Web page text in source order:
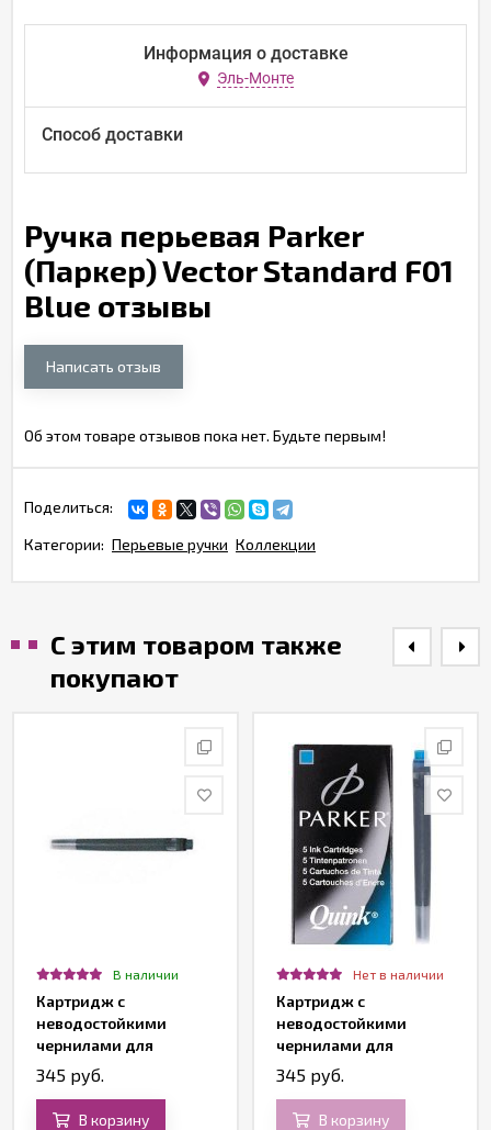
Информация о доставке
Эль-Монте
Способ доставки
Ручка перьевая Parker
(Паркер) Vector Standard F01
Blue отзывы
Написать отзыв
Об этом товаре отзывов пока нет. Будьте первым!
Поделиться:
Категории: Перьевые ручки Коллекции
С этим товаром также
покупают
В наличии
Картридж с
неводостойкими
чернилами для
перьевой ручки Z11,
Washable Black
345 руб.
В корзину
Нет в наличии
Картридж с
неводостойкими
чернилами для
перьевой ручки Z11,
Washable Blue
345 руб.
В корзину